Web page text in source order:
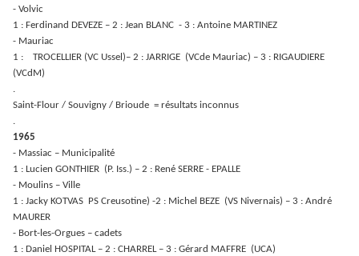
- Volvic
1 : Ferdinand DEVEZE – 2 : Jean BLANC - 3 : Antoine MARTINEZ
- Mauriac
1 : TROCELLIER (VC Ussel)– 2 : JARRIGE (VCde Mauriac) – 3 : RIGAUDIERE
(VCdM)
.
Saint-Flour / Souvigny / Brioude = résultats inconnus
.
1965
- Massiac – Municipalité
1 : Lucien GONTHIER (P. Iss.) – 2 : René SERRE - EPALLE
- Moulins – Ville
1 : Jacky KOTVAS PS Creusotine) -2 : Michel BEZE (VS Nivernais) – 3 : André
MAURER
- Bort-les-Orgues – cadets
1 : Daniel HOSPITAL – 2 : CHARREL – 3 : Gérard MAFFRE (UCA)